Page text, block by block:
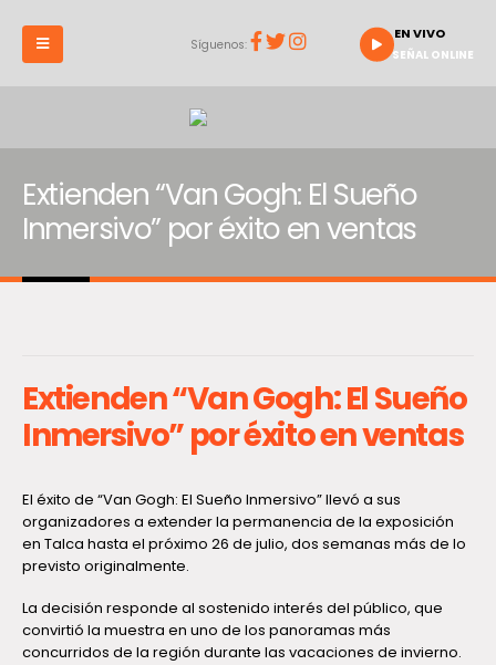
Síguenos:
EN VIVO
SEÑAL ONLINE
Extienden “Van Gogh: El Sueño
Inmersivo” por éxito en ventas
Extienden “Van Gogh: El Sueño
Inmersivo” por éxito en ventas
El éxito de “Van Gogh: El Sueño Inmersivo” llevó a sus
organizadores a extender la permanencia de la exposición
en Talca hasta el próximo 26 de julio, dos semanas más de lo
previsto originalmente.
La decisión responde al sostenido interés del público, que
convirtió la muestra en uno de los panoramas más
concurridos de la región durante las vacaciones de invierno.